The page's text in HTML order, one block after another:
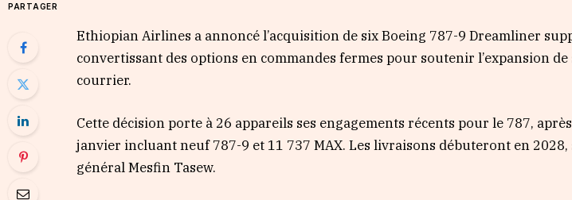
PARTAGER
Ethiopian Airlines a annoncé l’acquisition de six Boeing 787-9 Dreamliner
convertissant des options en commandes fermes pour soutenir l’expansion
courrier.
Cette décision porte à 26 appareils ses engagements récents pour le 787,
janvier incluant neuf 787-9 et 11 737 MAX. Les livraisons débuteront en
général Mesfin Tasew.